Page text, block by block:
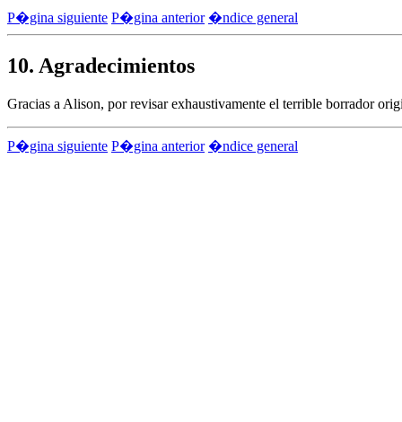
P�gina siguiente P�gina anterior �ndice general
10. Agradecimientos
Gracias a Alison, por revisar exhaustivamente el terrible borrador
P�gina siguiente P�gina anterior �ndice general